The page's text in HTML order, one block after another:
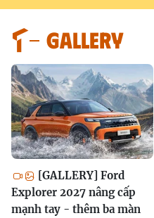
GALLERY
[GALLERY] Ford
Explorer 2027 nâng cấp
mạnh tay - thêm ba màn